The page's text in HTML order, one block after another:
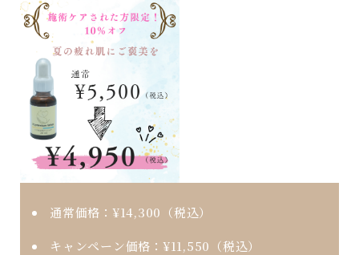
通常価格：¥14,300（税込）
キャンペーン価格：¥11,550（税込）